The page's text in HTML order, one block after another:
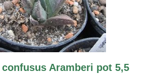
Aramberi pot 5,5